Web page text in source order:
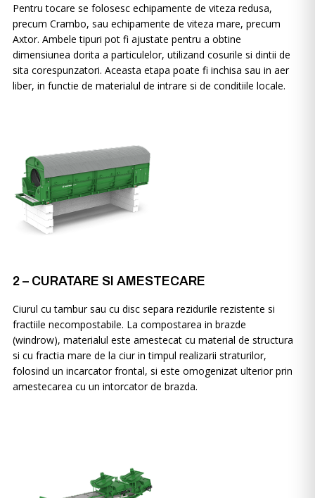
Pentru tocare se folosesc echipamente de viteza redusa,
precum Crambo, sau echipamente de viteza mare, precum
Axtor. Ambele tipuri pot fi ajustate pentru a obtine
dimensiunea dorita a particulelor, utilizand cosurile si dintii de
sita corespunzatori. Aceasta etapa poate fi inchisa sau in aer
liber, in functie de materialul de intrare si de conditiile locale.
2 – CURATARE SI AMESTECARE
Ciurul cu tambur sau cu disc separa rezidurile rezistente si
fractiile necompostabile. La compostarea in brazde
(windrow), materialul este amestecat cu material de structura
si cu fractia mare de la ciur in timpul realizarii straturilor,
folosind un incarcator frontal, si este omogenizat ulterior prin
amestecarea cu un intorcator de brazda.